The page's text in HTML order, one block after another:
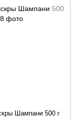
Шампани 500 г